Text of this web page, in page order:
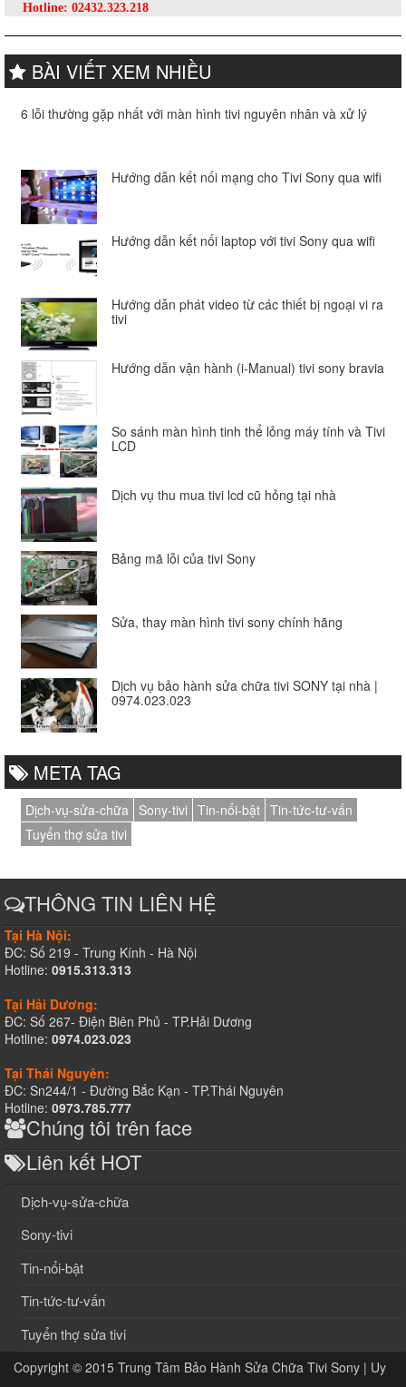
Hotline: 02432.323.218
BÀI VIẾT XEM NHIỀU
6 lỗi thường gặp nhất với màn hình tivi nguyên nhân và xử lý
Hướng dẫn kết nối mạng cho Tivi Sony qua wifi
Hướng dẫn kết nối laptop với tivi Sony qua wifi
Hướng dẫn phát video từ các thiết bị ngoại vi ra
tivi
Hướng dẫn vận hành (i-Manual) tivi sony bravia
So sánh màn hình tinh thể lỏng máy tính và Tivi
LCD
Dịch vụ thu mua tivi lcd cũ hỏng tại nhà
Bảng mã lỗi của tivi Sony
Sửa, thay màn hình tivi sony chính hãng
Dịch vụ bảo hành sửa chữa tivi SONY tại nhà |
0974.023.023
META TAG
Dịch-vụ-sửa-chữa Sony-tivi Tin-nổi-bật Tin-tức-tư-vấn
Tuyển thợ sửa tivi
THÔNG TIN LIÊN HỆ
Tại Hà Nội:
ĐC: Số 219 - Trung Kính - Hà Nội
Hotline: 0915.313.313
Tại Hải Dương:
ĐC: Số 267- Điện Biên Phủ - TP.Hải Dương
Hotline: 0974.023.023
Tại Thái Nguyên:
ĐC: Sn244/1 - Đường Bắc Kạn - TP.Thái Nguyên
Hotline: 0973.785.777
Chúng tôi trên face
Liên kết HOT
Dịch-vụ-sửa-chữa
Sony-tivi
Tin-nổi-bật
Tin-tức-tư-vấn
Tuyển thợ sửa tivi
Copyright © 2015 Trung Tâm Bảo Hành Sửa Chữa Tivi Sony | Uy